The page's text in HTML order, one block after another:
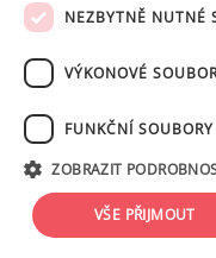
PODMÍNKY UŽITÍ
tohoto serveru je bez
NEZBYTNĚ NUTNÉ
VÝKONOVÉ
FUNKČNÍ SOUBORY
ZOBRAZIT
VŠE PŘIJMOUT